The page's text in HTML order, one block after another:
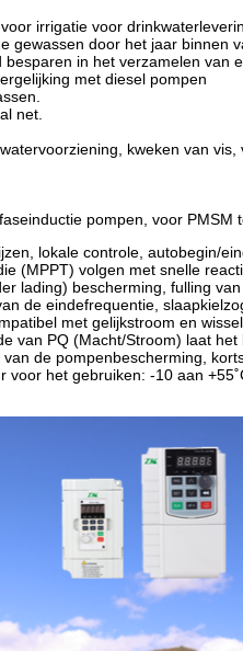
irrigatie voor
gewassen door het jaar binnen
besparen in het verzamelen van
met diesel pompen
net.
kweken van
pompen, voor PMSM
lokale controle, autobegin/
(MPPT) volgen met snelle
lading) bescherming, fulling
de eindefrequentie,
met gelijkstroom en
van PQ (Macht/Stroom) laat
de pompenbescherming,
voor het gebruiken: -10 aan